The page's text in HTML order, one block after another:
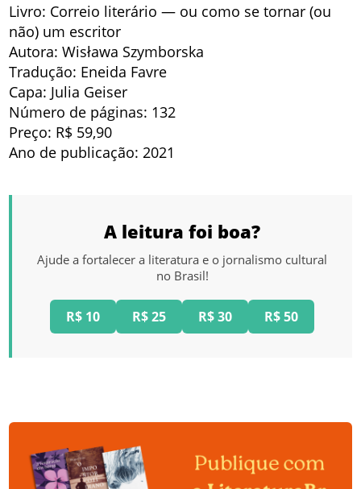
Livro: Correio literário — ou como se tornar (ou
não) um escritor
Autora: Wisława Szymborska
Tradução: Eneida Favre
Capa: Julia Geiser
Número de páginas: 132
Preço: R$ 59,90
Ano de publicação: 2021
A leitura foi boa?
Ajude a fortalecer a literatura e o jornalismo cultural
no Brasil!
R$ 10 R$ 25 R$ 30 R$ 50